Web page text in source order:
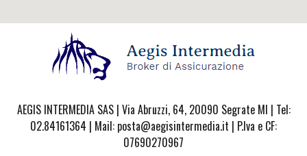
AEGIS INTERMEDIA SAS | Via Abruzzi, 64, 20090 Segrate MI | Tel:
02.84161364 | Mail: posta@aegisintermedia.it | P.Iva e CF:
07690270967